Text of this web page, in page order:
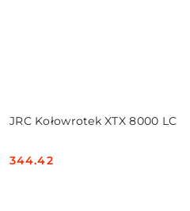
JRC Kołowrotek XTX 8000 LC
Cena:
344.42